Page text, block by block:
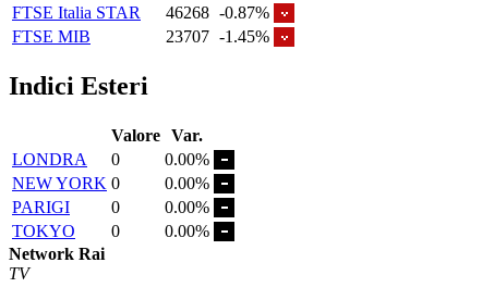
FTSE Italia STAR
46268 -0.87%
FTSE MIB
23707 -1.45%
Indici Esteri
Valore Var.
LONDRA
0
0.00%
NEW YORK 0
0.00%
PARIGI
0
0.00%
TOKYO
0
0.00%
Network Rai
TV